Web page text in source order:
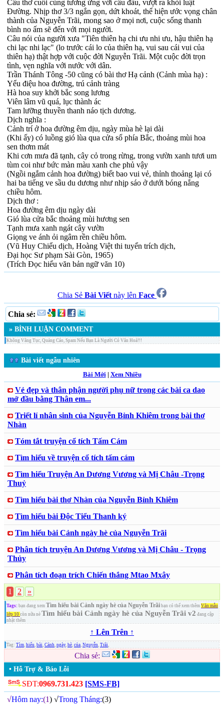
Câu thơ cuối cùng tương ứng với câu đầu, vượt ra khỏi luật
Đường. Nhịp thơ 3/3 ngắn gọn, dứt khoát, thể hiện ước vọng chân
thành của Nguyễn Trãi, mong sao ở mọi nơi, cuộc sống thanh
bình no ấm sẽ đến với mọi người.
Câu nói của người xưa "Tiên thiên hạ chi ưu nhi ưu, hậu thiên hạ
chi lạc nhi lạc" (lo trước cái lo của thiên hạ, vui sau cái vui của
thiên hạ) thật hợp với cuộc đời Nguyễn Trãi. Một cuộc đời trọn
tình, vẹn nghĩa với nước với dân.
Trần Thánh Tông -50 cũng có bài thơ Hạ cảnh (Cảnh mùa hạ) :
Yểu điệu hoa đường, trú cảnh tràng
Hà hoa suy khởi bắc song lương
Viên lâm vũ quá, lục thành ác
Tam lưỡng thuyền thanh náo tịch dương.
Dịch nghĩa :
Cảnh trí ở hoa đường êm dịu, ngày mùa hè lại dài
(Khi ấy) có luồng gió lùa qua cửa sổ phía Bắc, thoảng mùi hoa
sen thơm mát
Khi cơn mưa đã tạnh, cây cỏ trong rừng, trong vườn xanh tươi um
tùm coi như bức màn màu xanh che phủ vậy
(Ngồi ngắm cảnh hoa đường) biết bao vui vẻ, thỉnh thoảng lại có
hai ba tiếng ve sầu du dương như nhịp sáo ở dưới bóng nắng
chiều hôm.
Dịch thơ :
Hoa đường êm dịu ngày dài
Gió lùa cửa bắc thoảng mùi hương sen
Tạnh mưa xanh ngát cây vườn
Giọng ve ánh ỏi ngâm rền chiều hôm.
(Vũ Huy Chiểu dịch, Hoàng Việt thi tuyển trích dịch,
Đại học Sư phạm Sài Gòn, 1965)
(Trích Đọc hiểu văn bản ngữ văn 10)
Chia Sẻ Bài Viết này lên Face
Chia sẻ:
» BÌNH LUẬN COMMENT
Không Văng Tục, Quảng Cáo, Spam Nếu Bạn Là Người Có Văn Hoá!!!
Bài viết ngẫu nhiên
Bài Mới| Xem Nhiều
Vẻ đẹp và thân phận người phụ nữ trong các bài ca dao
mở đầu bằng Thân em...
Triết lí nhân sinh của Nguyễn Bỉnh Khiêm trong bài thơ
Nhàn
Tóm tắt truyện cổ tích Tấm Cám
Tìm hiểu về truyện cổ tích tấm cám
Tìm hiểu Truyện An Dương Vương và Mị Châu -Trọng
Thuỷ
Tìm hiểu bài thơ Nhàn của Nguyễn Bỉnh Khiêm
Tìm hiểu bài Độc Tiểu Thanh ký
Tìm hiểu bài Cảnh ngày hè của Nguyễn Trãi
Phân tích truyện An Dương Vương và Mị Châu - Trọng
Thủy
Phân tích đoạn trích Chiến thắng Mtao Mxây
1
2 »
Tags: bạn đang xem Tìm hiểu bài Cảnh ngày hè của Nguyễn Trãi bạn có thể xem thêm Văn mẫu
lớp 10 còn nữa nè Tìm hiểu bài Cảnh ngày hè của Nguyễn Trãi v2 đang cập
nhật thêm
↑ Lên Trên ↑
Tag: Tìm, hiểu, bài, Cảnh, ngày, hè, của, Nguyễn, Trãi,
Chia sẻ:
• Hỗ Trợ & Báo Lỗi
SĐT:0969.731.423 [SMS-FB]
√Hôm nay:(1) √Trong Tháng:(3)